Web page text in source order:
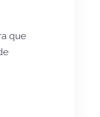
que